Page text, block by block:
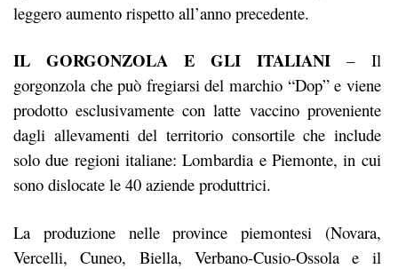
leggero aumento rispetto all’anno precedente.
IL GORGONZOLA E GLI ITALIANI – Il
gorgonzola che può fregiarsi del marchio “Dop” e viene
prodotto esclusivamente con latte vaccino proveniente
dagli allevamenti del territorio consortile che include
solo due regioni italiane: Lombardia e Piemonte, in cui
sono dislocate le 40 aziende produttrici.
La produzione nelle province piemontesi (Novara,
Vercelli, Cuneo, Biella, Verbano-Cusio-Ossola e il